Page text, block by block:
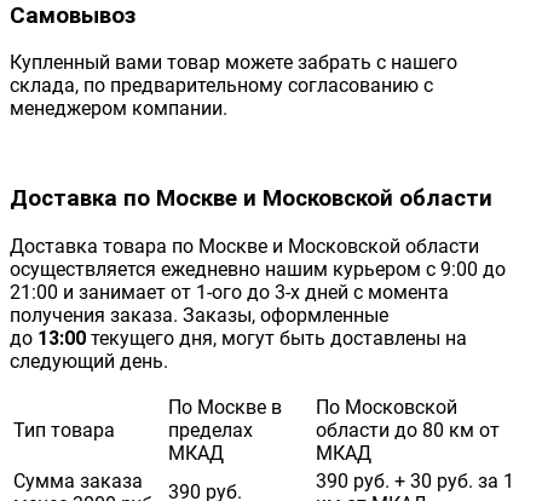
Самовывоз
Купленный вами товар можете забрать с нашего
склада, по предварительному согласованию с
менеджером компании.
Доставка по Москве и Московской области
Доставка товара по Москве и Московской области
осуществляется ежедневно нашим курьером с 9:00 до
21:00 и занимает от 1-ого до 3-х дней с момента
получения заказа. Заказы, оформленные
до 13:00 текущего дня, могут быть доставлены на
следующий день.
Тип товара
По Москве в
пределах
МКАД
По Московской
области до 80 км от
МКАД
Сумма заказа
390 руб.
390 руб. + 30 руб. за 1